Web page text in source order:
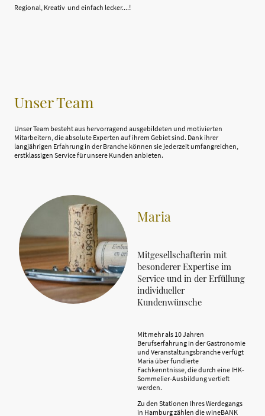
Regional, Kreativ und einfach lecker....!
Unser Team
Unser Team besteht aus hervorragend ausgebildeten und motivierten
Mitarbeitern, die absolute Experten auf ihrem Gebiet sind. Dank ihrer
langjährigen Erfahrung in der Branche können sie jederzeit umfangreichen,
erstklassigen Service für unsere Kunden anbieten.
Maria
Mitgesellschafterin mit
besonderer Expertise im
Service und in der Erfüllung
individueller
Kundenwünsche
Mit mehr als 10 Jahren
Berufserfahrung in der Gastronomie
und Veranstaltungsbranche verfügt
Maria über fundierte
Fachkenntnisse, die durch eine IHK-
Sommelier-Ausbildung vertieft
werden.
Zu den Stationen Ihres Werdegangs
in Hamburg zählen die wineBANK